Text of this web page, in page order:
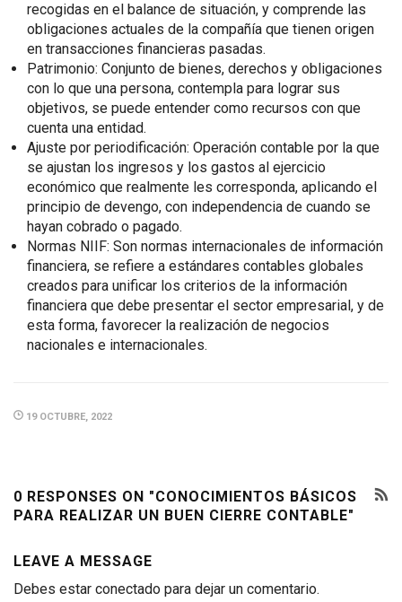
recogidas en el balance de situación, y comprende las
obligaciones actuales de la compañía que tienen origen
en transacciones financieras pasadas.
Patrimonio: Conjunto de bienes, derechos y obligaciones
con lo que una persona, contempla para lograr sus
objetivos, se puede entender como recursos con que
cuenta una entidad.
Ajuste por periodificación: Operación contable por la que
se ajustan los ingresos y los gastos al ejercicio
económico que realmente les corresponda, aplicando el
principio de devengo, con independencia de cuando se
hayan cobrado o pagado.
Normas NIIF: Son normas internacionales de información
financiera, se refiere a estándares contables globales
creados para unificar los criterios de la información
financiera que debe presentar el sector empresarial, y de
esta forma, favorecer la realización de negocios
nacionales e internacionales.
19 OCTUBRE, 2022
0 RESPONSES ON "CONOCIMIENTOS BÁSICOS
PARA REALIZAR UN BUEN CIERRE CONTABLE"
LEAVE A MESSAGE
Debes estar conectado para dejar un comentario.